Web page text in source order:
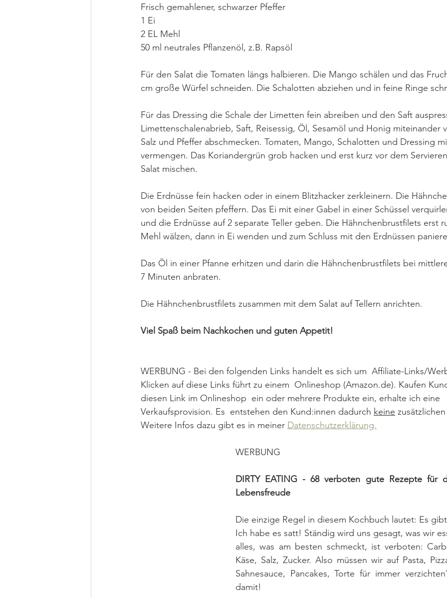
Frisch gemahlener, schwarzer Pfeffer
1 Ei
2 EL Mehl
50 ml neutrales Pflanzenöl, z.B. Rapsöl
Für den Salat die Tomaten längs halbieren. Die Mango schälen und das
cm große Würfel schneiden. Die Schalotten abziehen und in feine Ringe
Für das Dressing die Schale der Limetten fein abreiben und den Saft
Limettenschalenabrieb, Saft, Reisessig, Öl, Sesamöl und Honig miteinander
Salz und Pfeffer abschmecken. Tomaten, Mango, Schalotten und Dressing
vermengen. Das Koriandergrün grob hacken und erst kurz vor dem
Salat mischen.
Die Erdnüsse fein hacken oder in einem Blitzhacker zerkleinern. Die
von beiden Seiten pfeffern. Das Ei mit einer Gabel in einer Schüssel
und die Erdnüsse auf 2 separate Teller geben. Die Hähnchenbrustfilets erst
Mehl wälzen, dann in Ei wenden und zum Schluss mit den Erdnüssen
Das Öl in einer Pfanne erhitzen und darin die Hähnchenbrustfilets bei
7 Minuten anbraten.
Die Hähnchenbrustfilets zusammen mit dem Salat auf Tellern anrichten.
Viel Spaß beim Nachkochen und guten Appetit!
WERBUNG - Bei den folgenden Links handelt es sich um  Affiliate-Links/
Klicken auf diese Links führt zu einem  Onlineshop (Amazon.de). Kaufen
diesen Link im Onlineshop  ein oder mehrere Produkte ein, erhalte ich eine
Verkaufsprovision. Es  entstehen den Kund:innen dadurch keine
Weitere Infos dazu gibt es in meiner Datenschutzerklärung.
WERBUNG
DIRTY EATING - 68 verboten gute Rezepte für
Lebensfreude
Die einzige Regel in diesem Kochbuch lautet: Es
​Ich habe es satt! Ständig wird uns gesagt, was wir
alles, was am besten schmeckt, ist verboten:
Käse, Salz, Zucker. Also müssen wir auf Pasta,
Sahnesauce, Pancakes, Torte für immer
damit!